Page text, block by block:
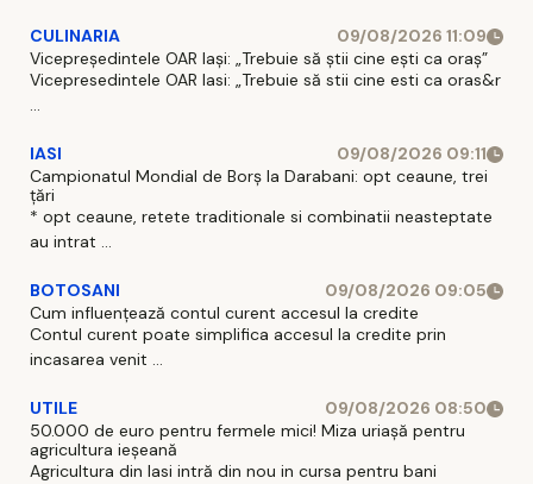
CULINARIA
09/08/2026 11:09
Vicepreședintele OAR Iași: „Trebuie să știi cine ești ca oraș”
Vicepresedintele OAR Iasi: „Trebuie să stii cine esti ca oras&r
...
IASI
09/08/2026 09:11
Campionatul Mondial de Borș la Darabani: opt ceaune, trei
țări
* opt ceaune, retete traditionale si combinatii neasteptate
au intrat ...
BOTOSANI
09/08/2026 09:05
Cum influențează contul curent accesul la credite
Contul curent poate simplifica accesul la credite prin
incasarea venit ...
UTILE
09/08/2026 08:50
50.000 de euro pentru fermele mici! Miza uriașă pentru
agricultura ieșeană
Agricultura din Iasi intră din nou in cursa pentru bani